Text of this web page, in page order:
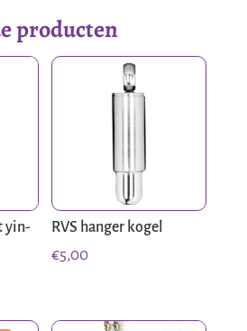
producten
yin-
RVS hanger kogel
€5,00